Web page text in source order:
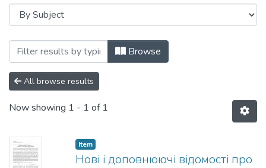
Browsing Том 5 by Subject "alien
Browse
All browse results
Now showing 1 - 1 of 1
Item
Нові і доповнюючі відомості про